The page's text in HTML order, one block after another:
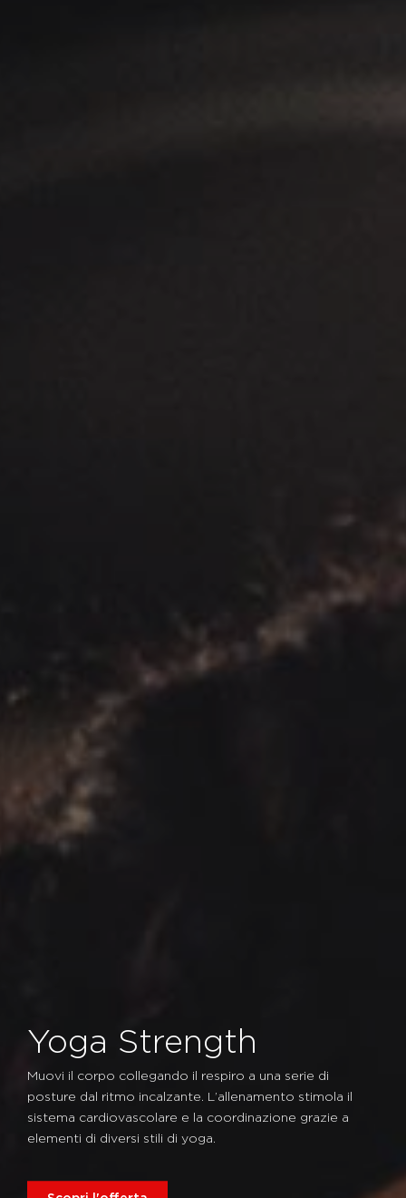
Yoga Strength
Muovi il corpo collegando il respiro a una serie di
posture dal ritmo incalzante. L’allenamento stimola il
sistema cardiovascolare e la coordinazione grazie a
elementi di diversi stili di yoga.